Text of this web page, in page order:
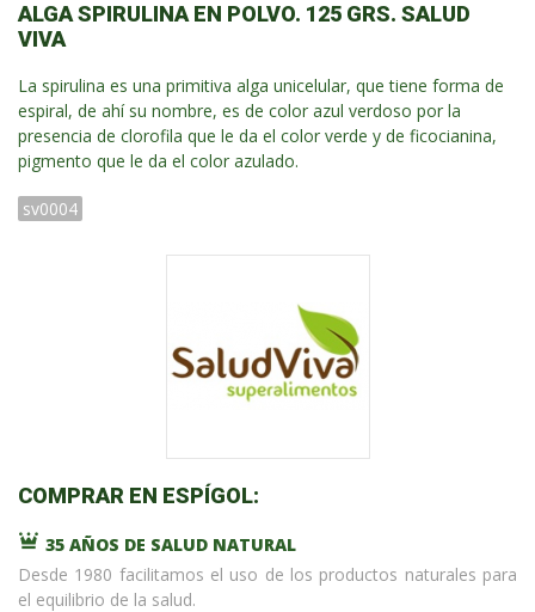
ALGA SPIRULINA EN POLVO. 125 GRS. SALUD
VIVA
La spirulina es una primitiva alga unicelular, que tiene forma de
espiral, de ahí su nombre, es de color azul verdoso por la
presencia de clorofila que le da el color verde y de ficocianina,
pigmento que le da el color azulado.
sv0004
COMPRAR EN ESPÍGOL:
35 AÑOS DE SALUD NATURAL
Desde 1980 facilitamos el uso de los productos naturales para
el equilibrio de la salud.